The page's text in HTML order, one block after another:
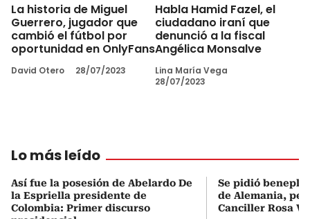
La historia de Miguel
Guerrero, jugador que
cambió el fútbol por
oportunidad en OnlyFans
David Otero 28/07/2023
Habla Hamid Fazel, el
ciudadano iraní que
denunció a la fiscal
Angélica Monsalve
Lina María Vega
28/07/2023
Lo más leído
Así fue la posesión de Abelardo De
la Espriella presidente de
Colombia: Primer discurso
Se pidió
de Alemania,
Canciller Rosa